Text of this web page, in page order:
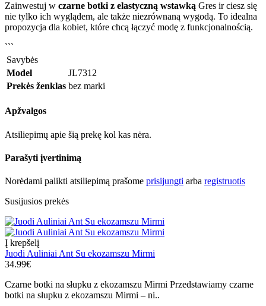
Zainwestuj w czarne botki z elastyczną wstawką Gres ir ciesz się
nie tylko ich wyglądem, ale także niezrównaną wygodą. To idealna
propozycja dla kobiet, które chcą łączyć modę z funkcjonalnością.
```
Savybės
Model
JL7312
Prekės ženklas bez marki
Apžvalgos
Atsiliepimų apie šią prekę kol kas nėra.
Parašyti įvertinimą
Norėdami palikti atsiliepimą prašome prisijungti arba registruotis
Susijusios prekės
Į krepšelį
Juodi Auliniai Ant Su ekozamszu Mirmi
34.99€
Czarne botki na słupku z ekozamszu Mirmi Przedstawiamy czarne
botki na słupku z ekozamszu Mirmi – ni..